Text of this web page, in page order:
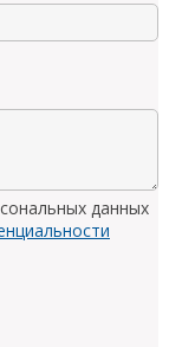
данных